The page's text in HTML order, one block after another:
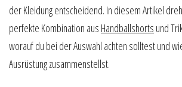
der Kleidung entscheidend. In diesem Artikel
perfekte Kombination aus Handballshorts und
worauf du bei der Auswahl achten solltest und
Ausrüstung zusammenstellst.